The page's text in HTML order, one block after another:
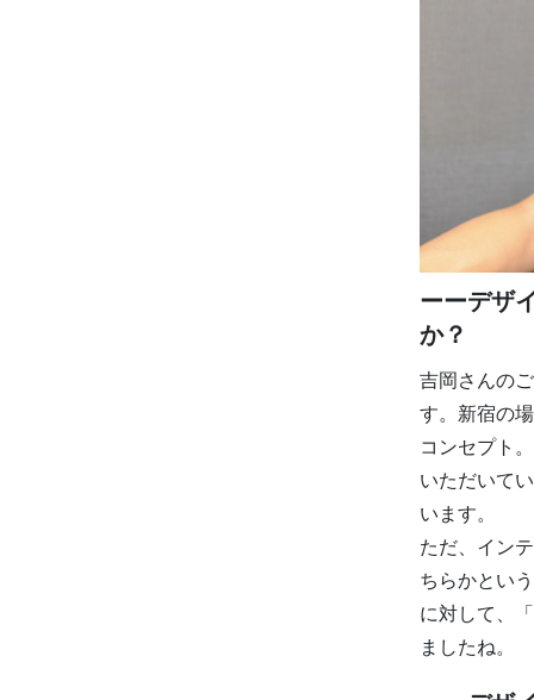
ーーデザ
か？
吉岡さんの
す。新宿の
コンセプト
いただいて
います。
ただ、イン
ちらかとい
に対して、
ましたね。